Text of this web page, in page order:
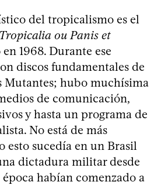
del tropicalismo es el
Tropicalia ou Panis et
1968. Durante ese
discos fundamentales de
Mutantes; hubo muchísima
de comunicación,
y hasta un programa de
No está de más
esto sucedía en un Brasil
dictadura militar desde
época habían comenzado a